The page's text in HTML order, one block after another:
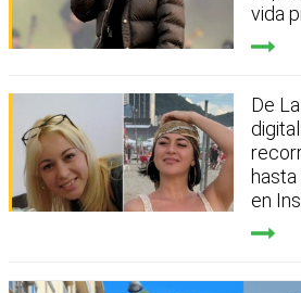
vida
De
en